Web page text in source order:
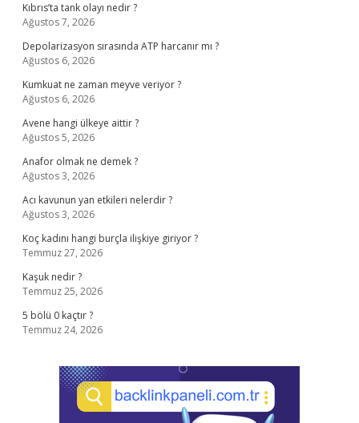
Kıbrıs’ta tank olayı nedir ?
Ağustos 7, 2026
Depolarizasyon sırasında ATP harcanır mı ?
Ağustos 6, 2026
Kumkuat ne zaman meyve veriyor ?
Ağustos 6, 2026
Avene hangi ülkeye aittir ?
Ağustos 5, 2026
Anafor olmak ne demek ?
Ağustos 3, 2026
Acı kavunun yan etkileri nelerdir ?
Ağustos 3, 2026
Koç kadını hangi burçla ilişkiye giriyor ?
Temmuz 27, 2026
Kaşuk nedir ?
Temmuz 25, 2026
5 bölü 0 kaçtır ?
Temmuz 24, 2026